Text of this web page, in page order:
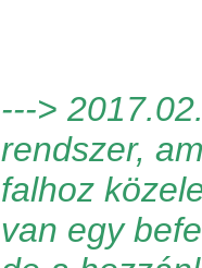
---> 201
rendszer,
falhoz
van egy